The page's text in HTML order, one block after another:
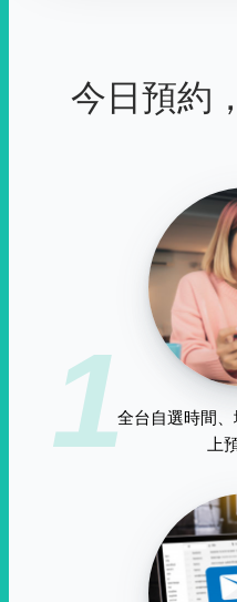
今日預約
1全台自選時間
上